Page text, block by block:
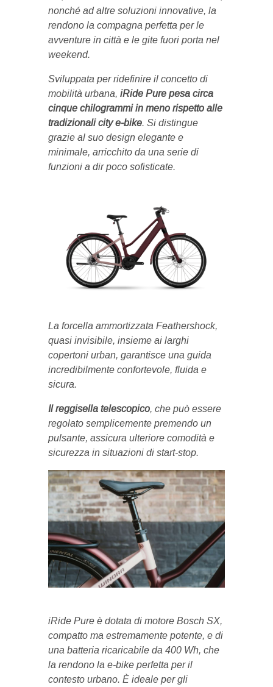
nonché ad altre soluzioni innovative, la
rendono la compagna perfetta per le
avventure in città e le gite fuori porta nel
weekend.
Sviluppata per ridefinire il concetto di
mobilità urbana, iRide Pure pesa circa
cinque chilogrammi in meno rispetto alle
tradizionali city e-bike. Si distingue
grazie al suo design elegante e
minimale, arricchito da una serie di
funzioni a dir poco sofisticate.
La forcella ammortizzata Feathershock,
quasi invisibile, insieme ai larghi
copertoni urban, garantisce una guida
incredibilmente confortevole, fluida e
sicura.
Il reggisella telescopico, che può essere
regolato semplicemente premendo un
pulsante, assicura ulteriore comodità e
sicurezza in situazioni di start-stop.
iRide Pure è dotata di motore Bosch SX,
compatto ma estremamente potente, e di
una batteria ricaricabile da 400 Wh, che
la rendono la e-bike perfetta per il
contesto urbano. È ideale per gli